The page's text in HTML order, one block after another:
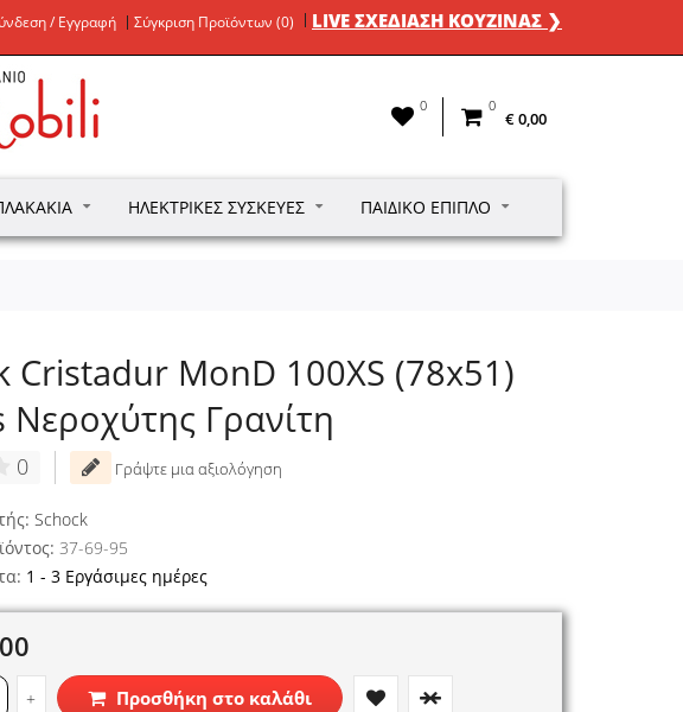
/ Εγγραφή Σύγκριση Προϊόντων (0) LIVE ΣΧΕΔΙΑΣΗ ΚΟΥΖΙΝΑΣ ❯
0 0
€ 0,00
ΗΛΕΚΤΡΙΚΈΣ ΣΥΣΚΕΥΈΣ ΠΑΙΔΙΚΌ ΈΠΙΠΛΟ
Cristadur MonD 100XS (78x51)
Νεροχύτης Γρανίτη
0 Γράψτε μια αξιολόγηση
Schock
37-69-95
1 - 3 Εργάσιμες ημέρες
+ Προσθήκη στο καλάθι